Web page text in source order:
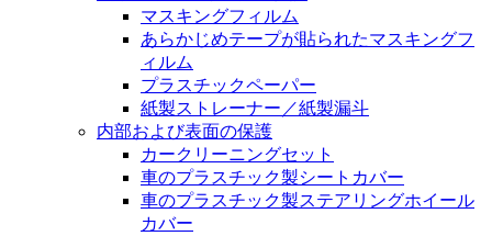
マスキングフィルム
あらかじめテープが貼られたマスキングフ
ィルム
プラスチックペーパー
紙製ストレーナー／紙製漏斗
内部および表面の保護
カークリーニングセット
車のプラスチック製シートカバー
車のプラスチック製ステアリングホイール
カバー